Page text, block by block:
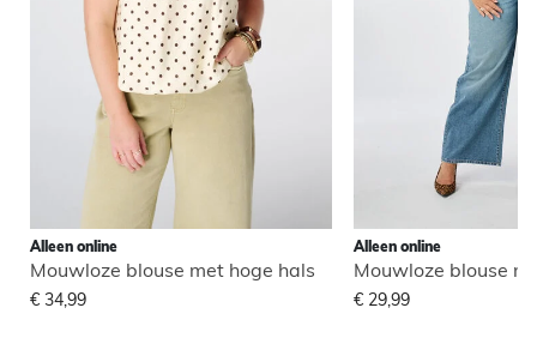
Alleen online
Mouwloze blouse met hoge hals
€ 34,99
Alleen online
Mouwloze blouse
€ 29,99